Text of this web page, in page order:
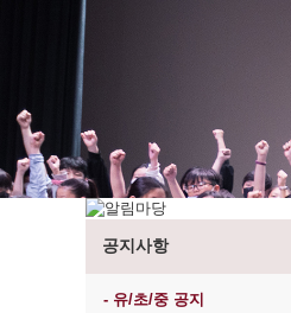
공지사항
- 유/초/중 공지